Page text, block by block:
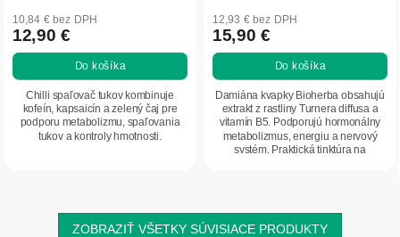
10,84 € bez DPH
12,90 €
Do košíka
Chilli spaľovač tukov kombinuje
kofeín, kapsaicín a zelený čaj pre
podporu metabolizmu, spaľovania
tukov a kontroly hmotnosti.
12,93 € bez DPH
15,90 €
Do košíka
Damiána kvapky Bioherba obsahujú
extrakt z rastliny Turnera diffusa a
vitamín B5. Podporujú hormonálny
metabolizmus, energiu a nervový
systém. Praktická tinktúra na
ZOBRAZIŤ VŠETKY SÚVISIACE PRODUKTY